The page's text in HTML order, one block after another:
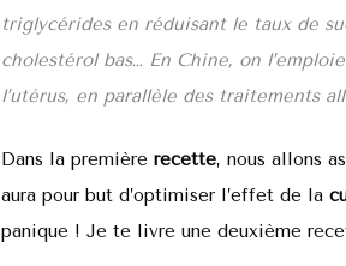
triglycérides en réduisant le taux de
cholestérol bas… En Chine, on
l’utérus, en parallèle des traitements
Dans la première recette, nous allons
aura pour but d’optimiser l’effet de la
panique ! Je te livre une deuxième